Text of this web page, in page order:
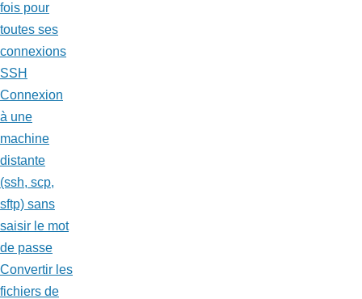
fois pour
toutes ses
connexions
SSH
Connexion
à une
machine
distante
(ssh, scp,
sftp) sans
saisir le mot
de passe
Convertir les
fichiers de